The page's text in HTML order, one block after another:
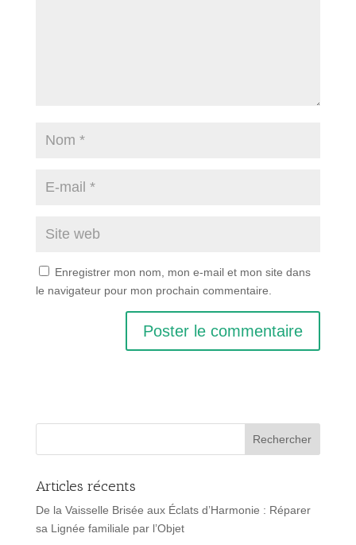
Enregistrer mon nom, mon e-mail et mon site dans
le navigateur pour mon prochain commentaire.
Articles récents
De la Vaisselle Brisée aux Éclats d’Harmonie : Réparer
sa Lignée familiale par l’Objet